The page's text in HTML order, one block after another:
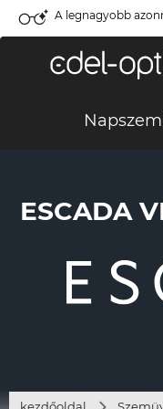
A legnagyobb
ESCADA